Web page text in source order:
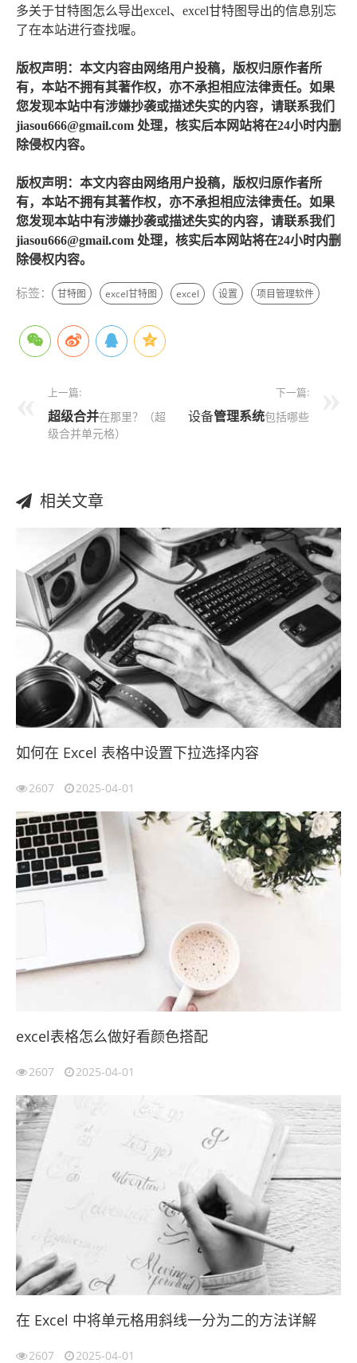
多关于甘特图怎么导出excel、excel甘特图导出的信息别忘
了在本站进行查找喔。
版权声明：本文内容由网络用户投稿，版权归原作者所
有，本站不拥有其著作权，亦不承担相应法律责任。如果
您发现本站中有涉嫌抄袭或描述失实的内容，请联系我们
jiasou666@gmail.com 处理，核实后本网站将在24小时内删
除侵权内容。
版权声明：本文内容由网络用户投稿，版权归原作者所
有，本站不拥有其著作权，亦不承担相应法律责任。如果
您发现本站中有涉嫌抄袭或描述失实的内容，请联系我们
jiasou666@gmail.com 处理，核实后本网站将在24小时内删
除侵权内容。
标签： 甘特图 excel甘特图 excel 设置 项目管理软件
上一篇:
超级合并在那里？（超
级合并单元格）
下一篇:
设备管理系统包括哪些
相关文章
如何在 Excel 表格中设置下拉选择内容
2607 2025-04-01
excel表格怎么做好看颜色搭配
2607 2025-04-01
在 Excel 中将单元格用斜线一分为二的方法详解
2607 2025-04-01